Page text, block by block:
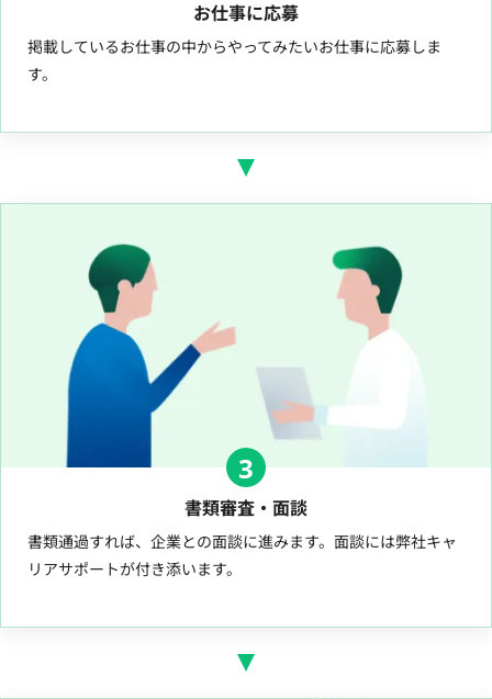
お仕事に応募
掲載しているお仕事の中からやってみたいお仕事に応募しま
す。
3
書類審査・面談
書類通過すれば、企業との面談に進みます。面談には弊社キャ
リアサポートが付き添います。